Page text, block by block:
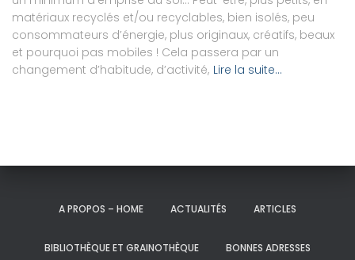
matériaux recyclés et/ou recyclables, bien isolés, peu
consommateurs d’énergie, plus originaux, créatifs, beaux
et pourquoi pas mobiles ! Cela passera par un
changement d’habitude, d’activité, Lire la suite…
A PROPOS – HOME ACTUALITÉS ARTICLES
BIBLIOTHÈQUE ET GRAINOTHÈQUE BONNES ADRESSES